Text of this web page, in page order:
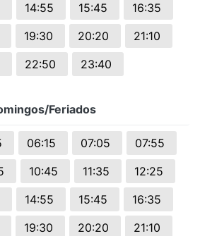
14:55 15:45
16:35
19:30 20:20
21:10
22:50 23:40
Feriados
06:15 07:05
07:55
10:45 11:35
12:25
14:55 15:45
16:35
19:30 20:20 21:10